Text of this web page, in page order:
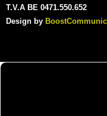
T.V.A BE 0471.550.652
Design by